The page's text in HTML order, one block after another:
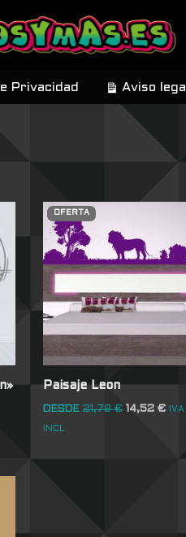
Privacidad Aviso legal
OFERTA
Paisaje Leon
DESDE 21,78€ 14,52€ IVA
INCL